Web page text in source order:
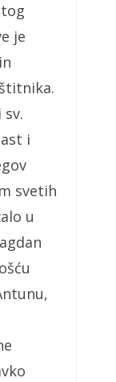
je
i
svetih
u